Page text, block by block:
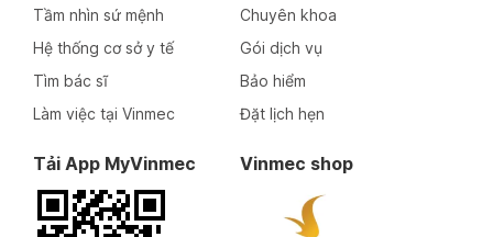
Tầm nhìn sứ mệnh
Hệ thống cơ sở y tế
Tìm bác sĩ
Làm việc tại Vinmec
Chuyên khoa
Gói dịch vụ
Bảo hiểm
Đặt lịch hẹn
Tải App MyVinmec Vinmec shop